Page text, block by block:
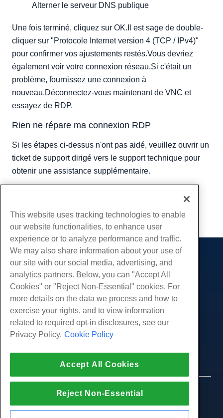
Alterner le serveur DNS publique
Une fois terminé, cliquez sur OK.Il est sage de double-
cliquer sur "Protocole Internet version 4 (TCP / IPv4)"
pour confirmer vos ajustements restés.Vous devriez
également voir votre connexion réseau.Si c'était un
problème, fournissez une connexion à
nouveau.Déconnectez-vous maintenant de VNC et
essayez de RDP.
Rien ne répare ma connexion RDP
Si les étapes ci-dessus n'ont pas aidé, veuillez ouvrir un
ticket de support dirigé vers le support technique pour
obtenir une assistance supplémentaire.
Copie URL
Des produits
Hébergement Web
Hébergement professionnel
Revendeur Hébergeur
Revendeur en marque blanche
Géré Linux VPS
Windows gérés VPS
Windows non géré VPS
Serveurs Cloud
Équilibreurs de charge
Stockage de blocs
Prestations de service
Migrations de sites Web
Communauté
Documentation produit
Tutoriels
Compagnie
À propos de nous
Centres de données
presse
Politique de confidentialité
Forces de l'ordre
Accord d'affiliation
Chat en direct avec nous
© 2010-2026 Hostwinds, une HostPapa Inc.
entreprise.
Tous les droits sont réservés.
This website uses tracking technologies to enable
our website functionalities, to enhance user
experience or to analyze performance and traffic.
We may also share information about your use of
our site with our social media, advertising, and
analytics partners. Below, you can "Accept All
Cookies" or "Reject Non-Essential" cookies. For
more details on the data we process and how to
exercise your rights, and to view information
related to required opt-in disclosures, see our
Privacy Policy. Cookie Policy
Accept All Cookies
Reject Non-Essential